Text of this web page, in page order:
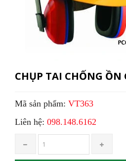
CHỤP TAI CHỐNG ỒN
Mã sản phẩm: VT363
Liên hệ: 098.148.6162